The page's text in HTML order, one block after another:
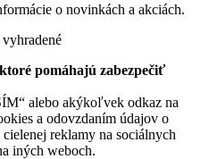
o novinkách a akciách.
pomáhajú zabezpečiť
alebo akýkoľvek odkaz na
a odovzdaním údajov o
reklamy na sociálnych
iných weboch.